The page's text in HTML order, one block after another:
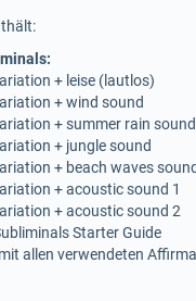
+ leise (lautlos)
+ wind sound
+ summer rain sound
+ jungle sound
+ beach waves sound
+ acoustic sound 1
+ acoustic sound 2
Starter Guide
allen verwendeten